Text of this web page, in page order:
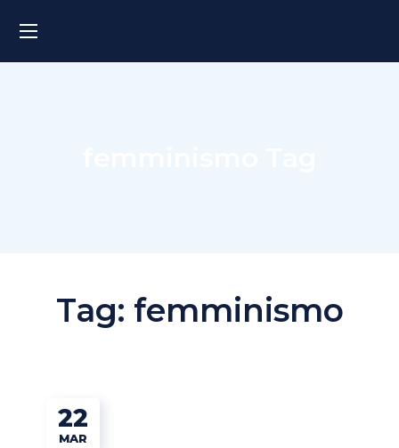
Tag: femminismo
22
MAR